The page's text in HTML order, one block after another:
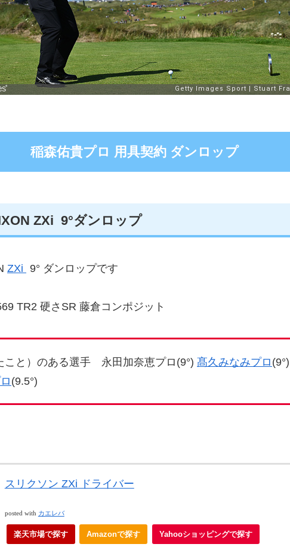
稲森佑貴プロ 用具契約 ダンロップ
ZXi 9°ダンロップ
ZXi 9° ダンロップです
TR2 硬さSR 藤倉コンポジット
こと）のある選手 永田加奈恵プロ(9°) 髙久みなみプロ (9°)
(9.5°)
スリクソン ZXi ドライバー
posted with カエレバ
楽天市場で探す Amazonで探す Yahooショッピングで探す